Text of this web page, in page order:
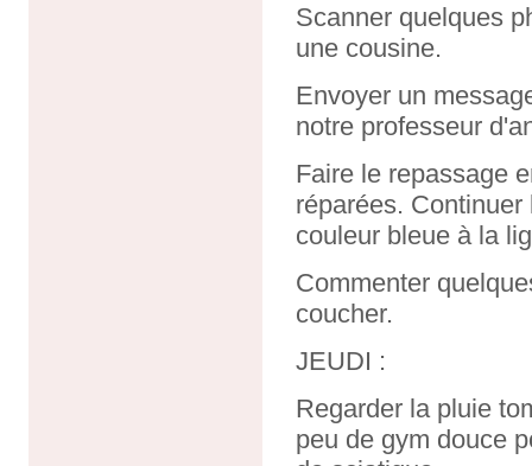
Scanner quelques
une cousine.
Envoyer un
notre professeur
Faire le repassage
réparées.
couleur bleue à la
Commenter
coucher.
JEUDI :
Regarder la pluie
peu de gym douce